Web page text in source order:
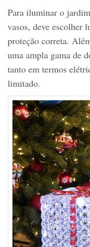
Para iluminar o
vasos, deve escolher
proteção correta.
uma ampla gama de
tanto em termos
limitado.